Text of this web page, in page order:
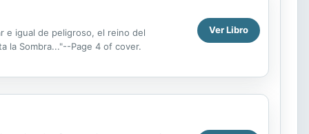
e igual de peligroso, el reino del
la Sombra..."--Page 4 of cover.
Ver Libro